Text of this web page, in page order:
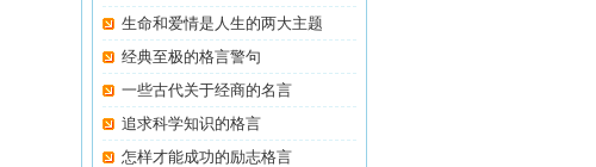
生命和爱情是人生的两大主题
经典至极的格言警句
一些古代关于经商的名言
追求科学知识的格言
怎样才能成功的励志格言